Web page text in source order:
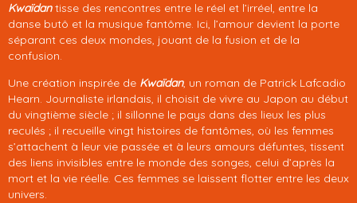
Kwaïdantisse des rencontres entre le réel et l’irréel, entre la
danse butô et la musique fantôme. Ici, l’amour devient la porte
séparant ces deux mondes, jouant de la fusion et de la
confusion.
Une création inspirée de Kwaïdan, un roman de Patrick Lafcadio
Hearn. Journaliste irlandais, il choisit de vivre au Japon au début
du vingtième siècle ; il sillonne le pays dans des lieux les plus
reculés ; il recueille vingt histoires de fantômes, où les femmes
s’attachent à leur vie passée et à leurs amours défuntes, tissent
des liens invisibles entre le monde des songes, celui d’après la
mort et la vie réelle. Ces femmes se laissent flotter entre les deux
univers.